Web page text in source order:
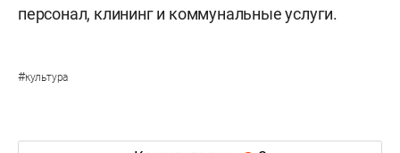
персонал, клининг и коммунальные услуги.
#культура